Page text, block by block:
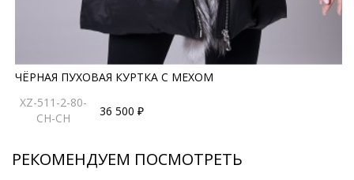
ЧЁРНАЯ ПУХОВАЯ КУРТКА С МЕХОМ
XZ-511-2-80-
CH-CH
36 500 ₽
РЕКОМЕНДУЕМ ПОСМОТРЕТЬ